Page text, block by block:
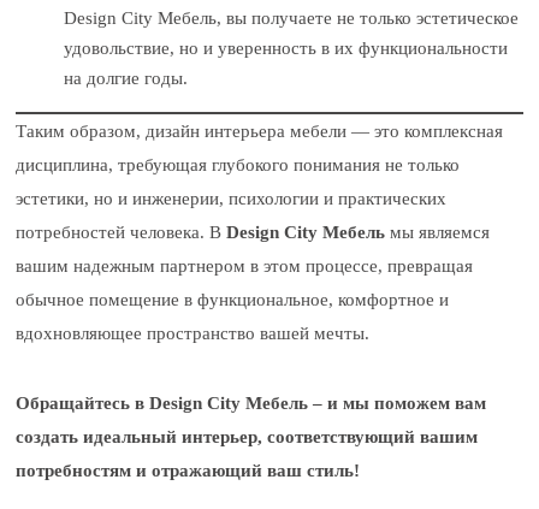
Design City Мебель, вы получаете не только эстетическое
удовольствие, но и уверенность в их функциональности
на долгие годы.
Таким образом, дизайн интерьера мебели — это комплексная
дисциплина, требующая глубокого понимания не только
эстетики, но и инженерии, психологии и практических
потребностей человека. ВDesign City Мебель мы являемся
вашим надежным партнером в этом процессе, превращая
обычное помещение в функциональное, комфортное и
вдохновляющее пространство вашей мечты.
Обращайтесь в Design City Мебель – и мы поможем вам
создать идеальный интерьер, соответствующий вашим
потребностям и отражающий ваш стиль!